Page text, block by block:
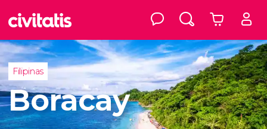
Filipinas
Boracay